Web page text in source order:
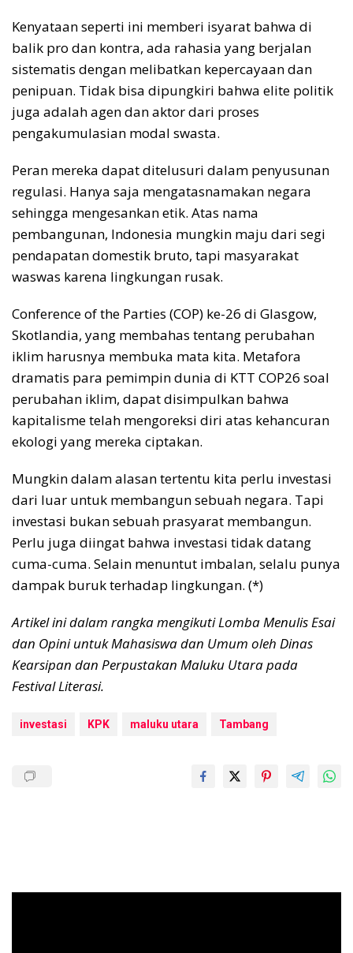
Kenyataan seperti ini memberi isyarat bahwa di
balik pro dan kontra, ada rahasia yang berjalan
sistematis dengan melibatkan kepercayaan dan
penipuan. Tidak bisa dipungkiri bahwa elite politik
juga adalah agen dan aktor dari proses
pengakumulasian modal swasta.
Peran mereka dapat ditelusuri dalam penyusunan
regulasi. Hanya saja mengatasnamakan negara
sehingga mengesankan etik. Atas nama
pembangunan, Indonesia mungkin maju dari segi
pendapatan domestik bruto, tapi masyarakat
waswas karena lingkungan rusak.
Conference of the Parties (COP) ke-26 di Glasgow,
Skotlandia, yang membahas tentang perubahan
iklim harusnya membuka mata kita. Metafora
dramatis para pemimpin dunia di KTT COP26 soal
perubahan iklim, dapat disimpulkan bahwa
kapitalisme telah mengoreksi diri atas kehancuran
ekologi yang mereka ciptakan.
Mungkin dalam alasan tertentu kita perlu investasi
dari luar untuk membangun sebuah negara. Tapi
investasi bukan sebuah prasyarat membangun.
Perlu juga diingat bahwa investasi tidak datang
cuma-cuma. Selain menuntut imbalan, selalu punya
dampak buruk terhadap lingkungan. (*)
Artikel ini dalam rangka mengikuti Lomba Menulis Esai
dan Opini untuk Mahasiswa dan Umum oleh Dinas
Kearsipan dan Perpustakan Maluku Utara pada
Festival Literasi.
investasi KPK maluku utara Tambang